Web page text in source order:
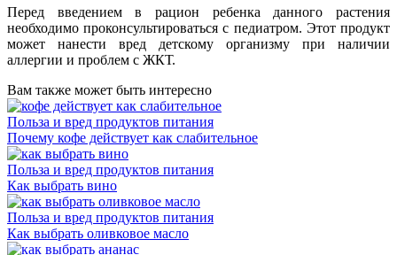
Перед введением в рацион ребенка данного растения
необходимо проконсультироваться с педиатром. Этот продукт
может нанести вред детскому организму при наличии
аллергии и проблем с ЖКТ.
Вам также может быть интересно
Польза и вред продуктов питания
Почему кофе действует как слабительное
Польза и вред продуктов питания
Как выбрать вино
Польза и вред продуктов питания
Как выбрать оливковое масло